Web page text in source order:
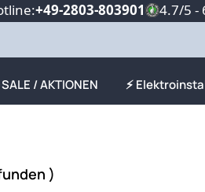
+49-2803-803901 4.7/5 -
/ AKTIONEN ⚡
)